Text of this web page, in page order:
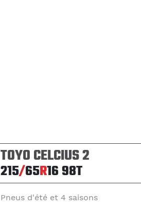
TOYO CELCIUS 2
215/65R1698T
Pneus d'été et 4 saisons